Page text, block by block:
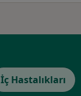
İç Hastalıkları